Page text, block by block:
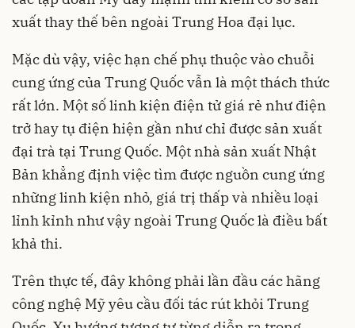
xuất thay thế bên ngoài Trung Hoa đại lục.
Mặc dù vậy, việc hạn chế phụ thuộc vào chuỗi
cung ứng của Trung Quốc vẫn là một thách thức
rất lớn. Một số linh kiện điện tử giá rẻ như điện
trở hay tụ điện hiện gần như chỉ được sản xuất
đại trà tại Trung Quốc. Một nhà sản xuất Nhật
Bản khẳng định việc tìm được nguồn cung ứng
những linh kiện nhỏ, giá trị thấp và nhiều loại
lỉnh kỉnh như vậy ngoài Trung Quốc là điều bất
khả thi.
Trên thực tế, đây không phải lần đầu các hãng
công nghệ Mỹ yêu cầu đối tác rút khỏi Trung